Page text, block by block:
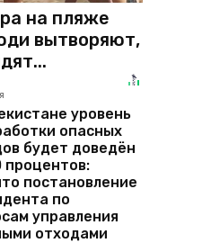
на пляже
вытворяют,
уровень
опасных
будет доведён
процентов:
постановление
по
управления
отходами